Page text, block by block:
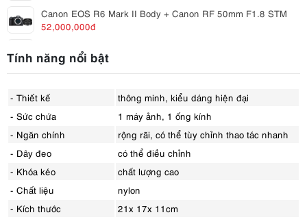
Canon EOS R6 Mark II Body + Canon RF 50mm F1.8 STM
52,000,000đ
80,000,000đ
98,000,000đ
65,190,000đ
Máy ảnh Sony Alpha A7 Mark IV / A7M4 Body
54,990,000đ
58,899,273đ
Sony Alpha A7 Mark IV Body + Sony FE 24mm F1.4 GM
Tính năng nổi bật
- Thiết kế
thông minh, kiểu dáng hiện đại
- Sức chứa
1 máy ảnh, 1 ống kính
- Ngăn chính
rộng rãi, có thể tùy chỉnh thao tác nhanh
- Dây đeo
có thể điều chỉnh
- Khóa kéo
chất lượng cao
- Chất liệu
nylon
- Kích thước
21x 17x 11cm